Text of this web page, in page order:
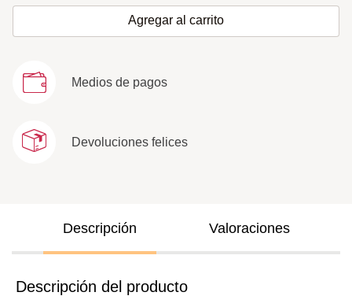
Agregar al carrito
Medios de pagos
Devoluciones felices
Descripción Valoraciones
Descripción del producto